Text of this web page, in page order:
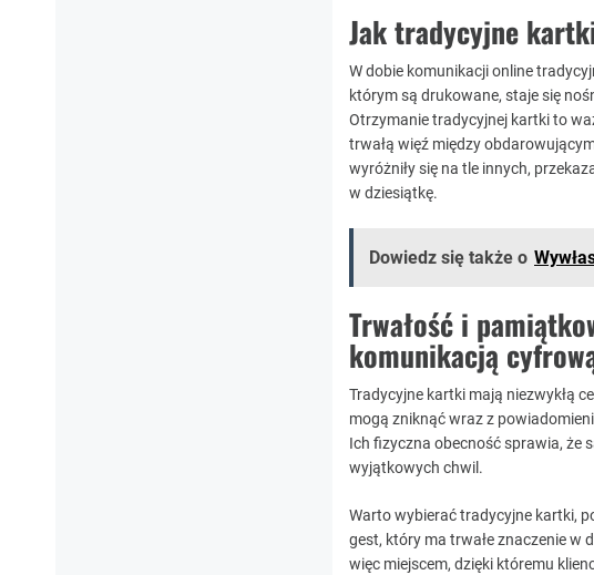
Jak tradycyjne
W dobie komunikacji online
którym są drukowane, staje się
Otrzymanie tradycyjnej kartki to
trwałą więź między
wyróżniły się na tle innych,
w dziesiątkę.
Dowiedz się także o
Trwałość i
komunikacją
Tradycyjne kartki mają niezwykłą
mogą zniknąć wraz z
Ich fizyczna obecność sprawia, że
wyjątkowych chwil.
Warto wybierać tradycyjne kartki,
gest, który ma trwałe znaczenie w
więc miejscem, dzięki któremu